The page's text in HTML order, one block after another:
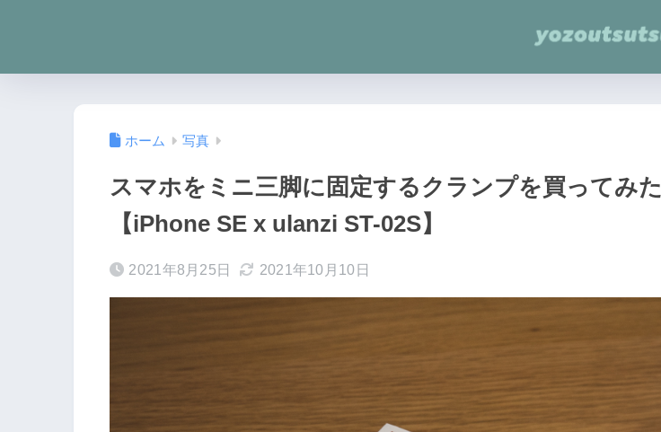
ホーム 写真
スマホをミニ三脚に固定するクランプを買ってみた
【iPhone SE x ulanzi ST-02S】
2021年8月25日 2021年10月10日